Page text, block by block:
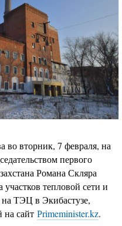
во вторник, 7 февраля, на
первого
Романа Скляра
тепловой сети и
ТЭЦ в Экибастузе,
на сайт Рrimeminister.kz.